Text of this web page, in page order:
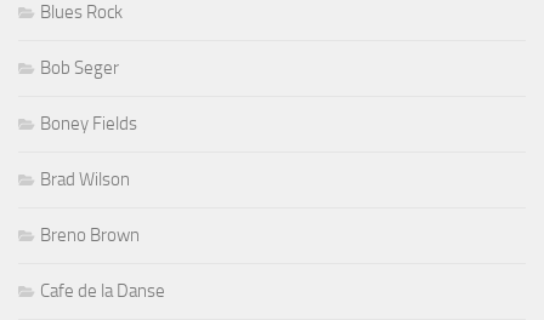
Blues Rock
Bob Seger
Boney Fields
Brad Wilson
Breno Brown
Cafe de la Danse